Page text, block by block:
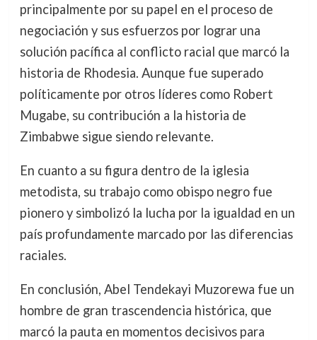
principalmente por su papel en el proceso de
negociación y sus esfuerzos por lograr una
solución pacífica al conflicto racial que marcó la
historia de Rhodesia. Aunque fue superado
políticamente por otros líderes como Robert
Mugabe, su contribución a la historia de
Zimbabwe sigue siendo relevante.
En cuanto a su figura dentro de la iglesia
metodista, su trabajo como obispo negro fue
pionero y simbolizó la lucha por la igualdad en un
país profundamente marcado por las diferencias
raciales.
En conclusión, Abel Tendekayi Muzorewa fue un
hombre de gran trascendencia histórica, que
marcó la pauta en momentos decisivos para